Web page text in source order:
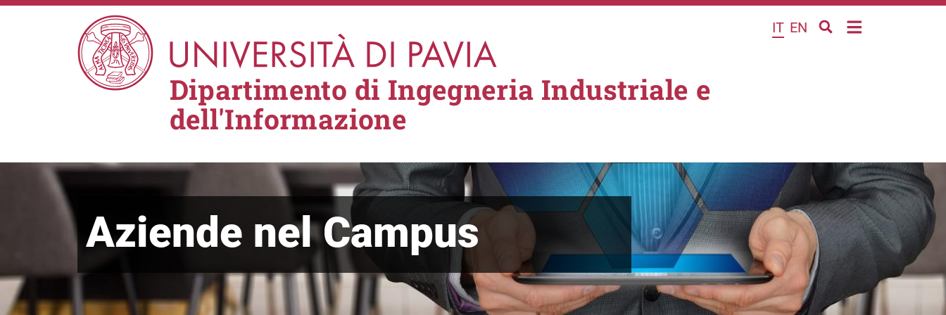
Salta al contenuto principale
IT EN
Dipartimento di Ingegneria Industriale e
dell'Informazione
Aziende nel Campus